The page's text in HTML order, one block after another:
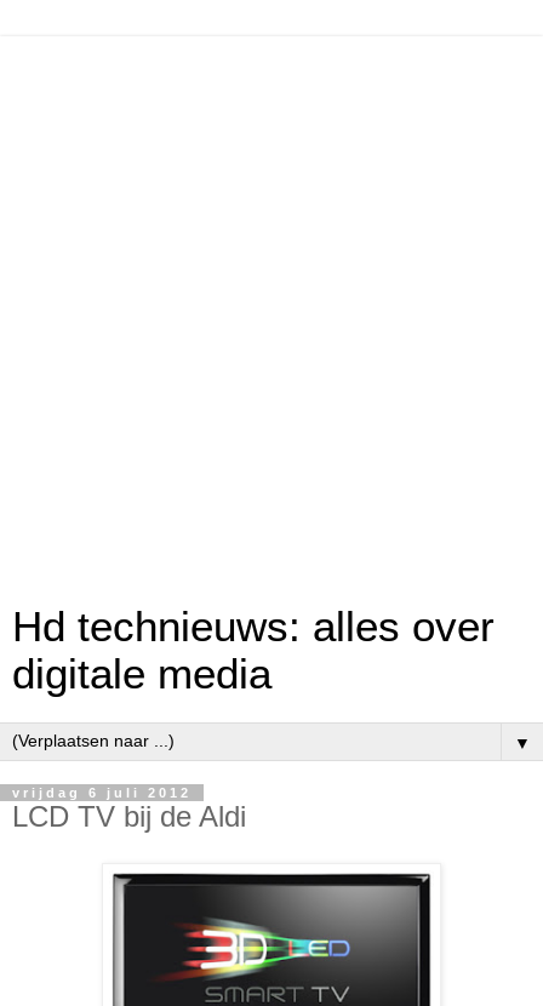
Hd technieuws: alles over
digitale media
▼
vrijdag 6 juli 2012
LCD TV bij de Aldi